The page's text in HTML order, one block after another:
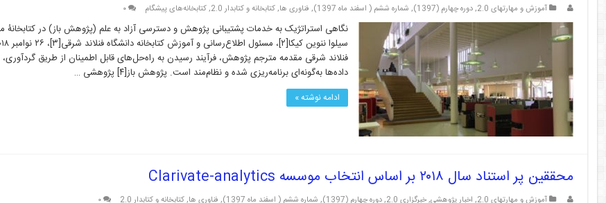
آموزش و مهارتهای 2.0 ,دوره چهارم (1397) , شماره ششم ( اسفند ماه 1397) , فناوری ها,کتابخانه و کتابدار 2.0 ,کتابخانه‌های پیشگام ۰
فنلاند شرقی مقدمه مترجم پژوهش، فرآیند رسیدن به راه‌حل‌های قابل اطمینان از طریق
داده‌ها به‌گونه‌ای برنامه‌ریزی شده و نظام‌مند است. پژوهش باز[۴] پژوهشی …
ادامه نوشته »
محققین پر استناد سال ۲۰۱۸ بر اساس انتخاب موسسه Clarivate-analytics
آموزش و مهارتهای 2.0 , اخبار پژوهشی,خبرگزاری 2.0 ,دوره چهارم (1397) , شماره ششم ( اسفند ماه 1397) , فناوری ها,کتابخانه و کتابدار 2.0 ۰